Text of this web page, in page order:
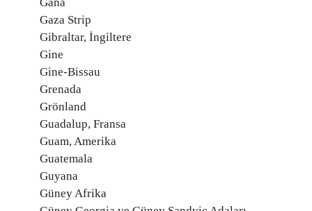
Gaza Strip
Gibraltar, İngiltere
Gine
Gine-Bissau
Grenada
Grönland
Guadalup, Fransa
Guam, Amerika
Guatemala
Guyana
Güney Afrika